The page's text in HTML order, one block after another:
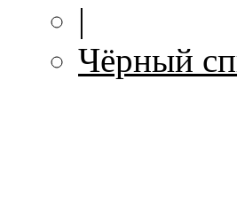
|
Чёрный